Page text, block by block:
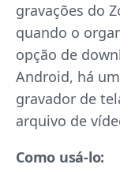
gravações do
quando o
opção de
Android, há
gravador de
arquivo de
Como usá-lo: